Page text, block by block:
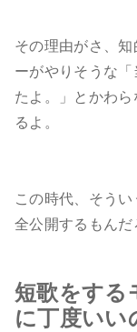
その理由がさ、
ーがやりそうな
たよ。」とかわ
るよ。
この時代、そう
全公開するもんだ
短歌をす
に丁度いい